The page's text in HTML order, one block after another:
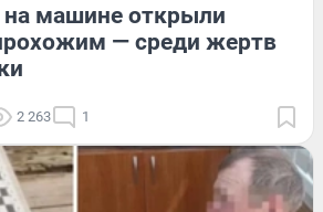
машине открыли
— среди жертв
2 263 1